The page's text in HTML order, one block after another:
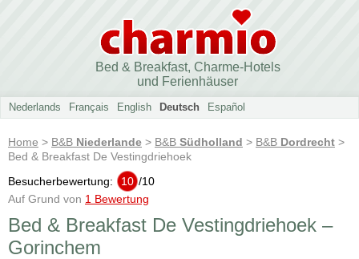
Bed & Breakfast, Charme-Hotels
und Ferienhäuser
Nederlands Français English Deutsch Español
Home > B&B Niederlande > B&B Südholland > B&B Dordrecht >
Bed & Breakfast De Vestingdriehoek
Besucherbewertung:
10 /10
Auf Grund von 1 Bewertung
Bed & Breakfast De Vestingdriehoek –
Gorinchem